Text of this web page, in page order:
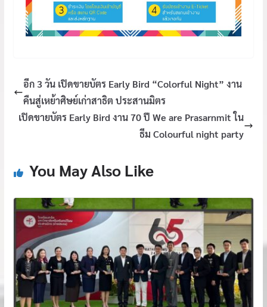
อีก 3 วัน เปิดขายบัตร Early Bird “Colorful Night” งาน
คืนสู่เหย้าศิษย์เก่าสาธิต ประสานมิตร
เปิดขายบัตร Early Bird งาน 70 ปี We are Prasarnmit ใน
ธีม Colourful night party
You May Also Like